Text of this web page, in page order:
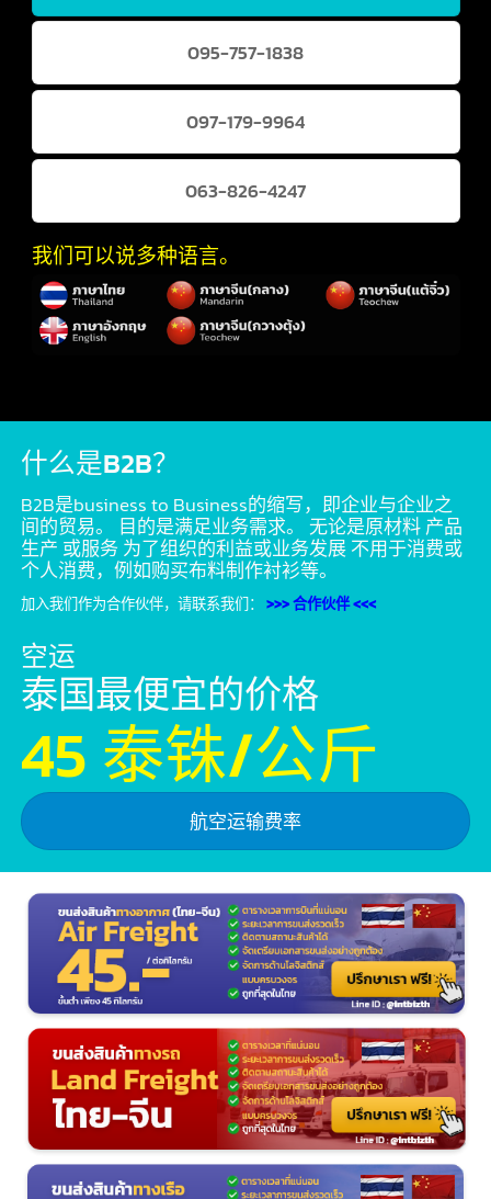
02-115-9907
095-757-1838
097-179-9964
063-826-4247
我们可以说多种语言。
什么是B2B？
B2B是business to Business的缩写，即企业与企业之
间的贸易。 目的是满足业务需求。 无论是原材料 产品
生产 或服务 为了组织的利益或业务发展 不用于消费或
个人消费，例如购买布料制作衬衫等。
加入我们作为合作伙伴，请联系我们：>>> 合作伙伴 <<<
空运
泰国最便宜的价格
45 泰铢/公斤
航空运输费率